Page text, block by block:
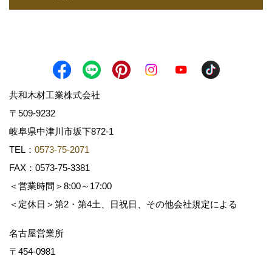
共和木材工業株式会社
〒509-9232
岐阜県中津川市坂下872‐1
TEL： 0573-75-2071
FAX：0573-75-3381
＜営業時間＞8:00～17:00
＜定休日＞第2・第4土、日祝日、その他会社規定による
名古屋営業所
〒454-0981